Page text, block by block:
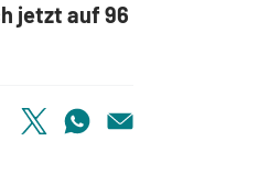
jetzt auf 96